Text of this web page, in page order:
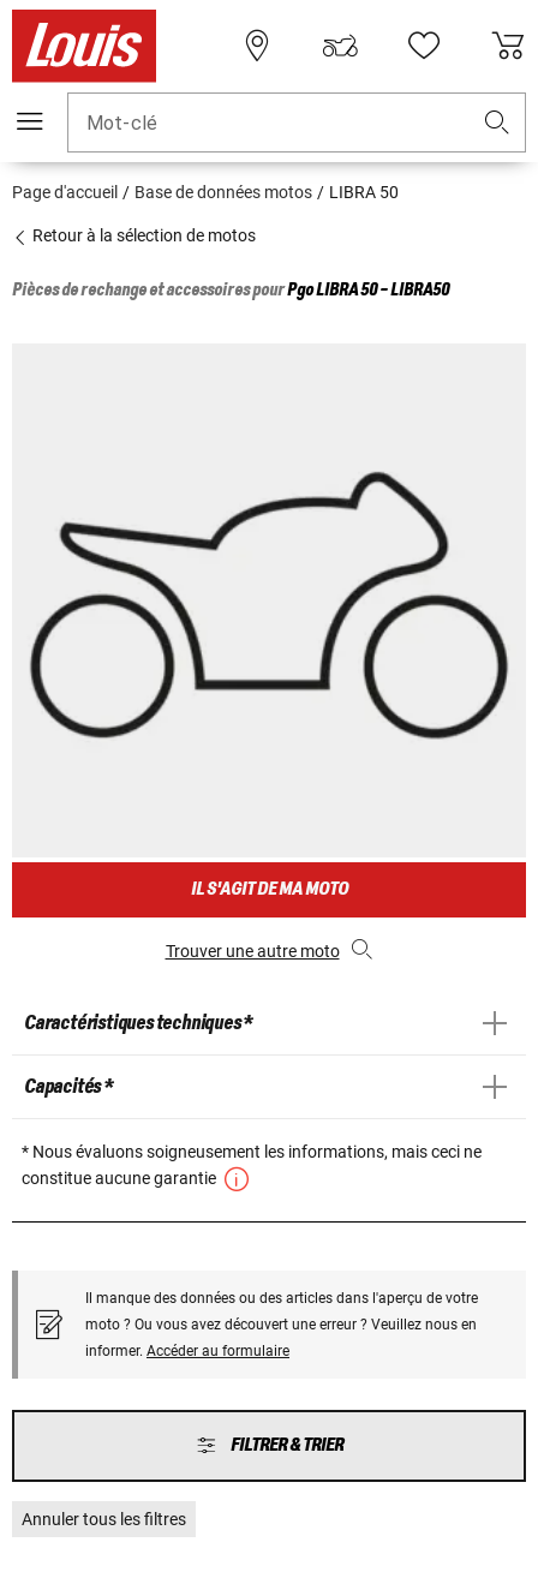
Mot-clé
Page d'accueil Base de données motos LIBRA 50
Retour à la sélection de motos
Pièces de rechange et accessoires pourPgoLIBRA 50 - LIBRA50
IL S'AGIT DE MA MOTO
Trouver une autre moto
Caractéristiques techniques *
Capacités *
* Nous évaluons soigneusement les informations, mais ceci ne
constitue aucune garantie
Il manque des données ou des articles dans l'aperçu de votre
moto ? Ou vous avez découvert une erreur ? Veuillez nous en
informer. Accéder au formulaire
FILTRER & TRIER
Annuler tous les filtres